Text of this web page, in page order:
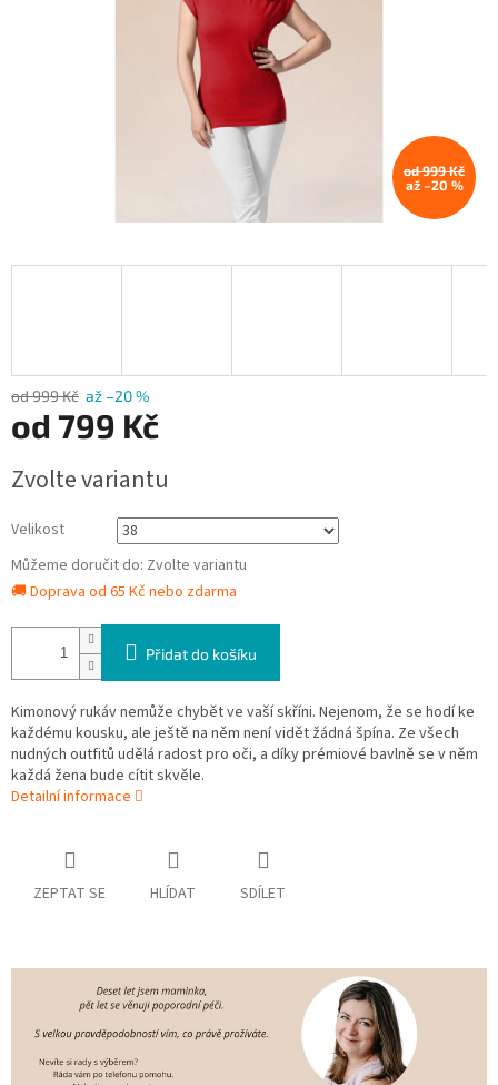
od 999 Kč
až –20 %
od 999 Kč až –20 %
od 799 Kč
cena:
Zvolte variantu
Velikost
Můžeme doručit do: Zvolte variantu
🚚 Doprava od 65 Kč nebo zdarma
Přidat do košíku
Kimonový rukáv nemůže chybět ve vaší skříni. Nejenom, že se hodí ke
každému kousku, ale ještě na něm není vidět žádná špína. Ze všech
nudných outfitů udělá radost pro oči, a díky prémiové bavlně se v něm
každá žena bude cítit skvěle.
Detailní informace
ZEPTAT SE HLÍDAT SDÍLET